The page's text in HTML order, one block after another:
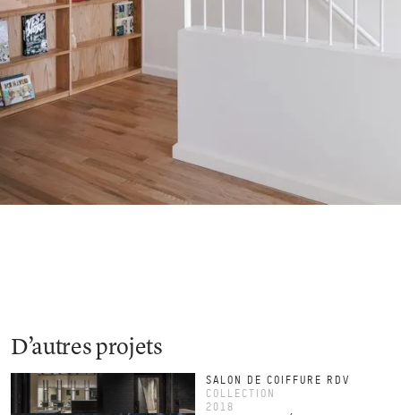
D’autres projets
SALON DE COIFFURE RDV
COLLECTION
2018